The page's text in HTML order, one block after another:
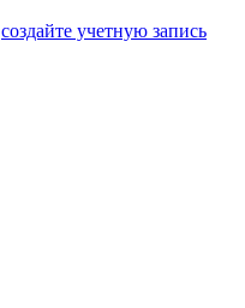
создайте учетную запись